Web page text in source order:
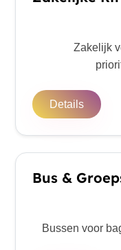
Zakelijk
Details
Bus &
Bussen voor